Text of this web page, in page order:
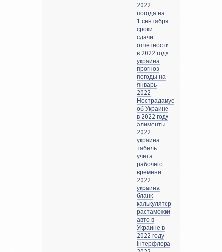
2022
погода на
1 сентября
сроки
сдачи
отчетности
в 2022 году
украина
прогноз
погоды на
январь
2022
Нострадамус
об Украине
в 2022 году
алименты
2022
украина
табель
учета
рабочего
времени
2022
украина
бланк
калькулятор
растаможки
авто в
Украине в
2022 году
інтерфлора